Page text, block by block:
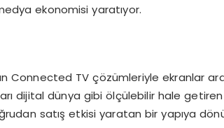
ekonomisi yaratıyor.
Connected TV çözümleriyle ekranlar
dijital dünya gibi ölçülebilir hale
satış etkisi yaratan bir yapıya